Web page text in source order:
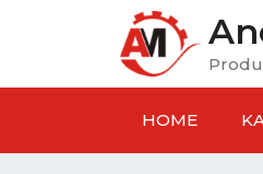
HOME